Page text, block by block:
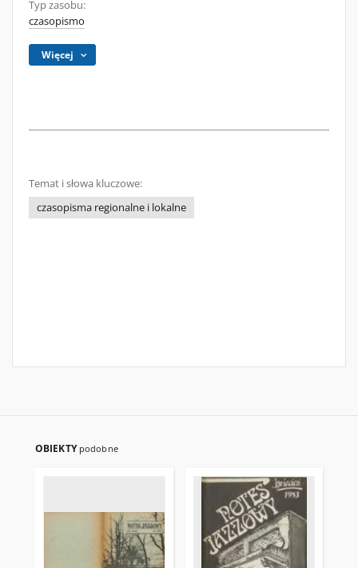
Typ zasobu:
czasopismo
Więcej
Temat i słowa kluczowe:
czasopisma regionalne i lokalne
OBIEKTY podobne